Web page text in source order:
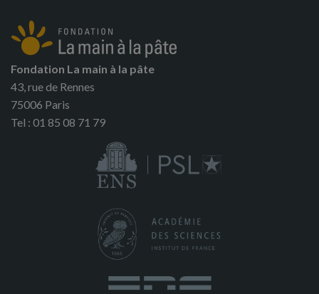
Fondation La main à la pâte
43, rue de Rennes
75006 Paris
Tel : 01 85 08 71 79